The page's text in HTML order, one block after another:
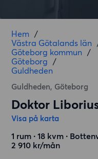
Hem /
Västra Götalands län
Göteborg kommun /
Göteborg /
Guldheden
Guldheden, Göteborg
Doktor
Visa på karta
1 rum ∙ 18 kvm ∙
2 910 kr/mån